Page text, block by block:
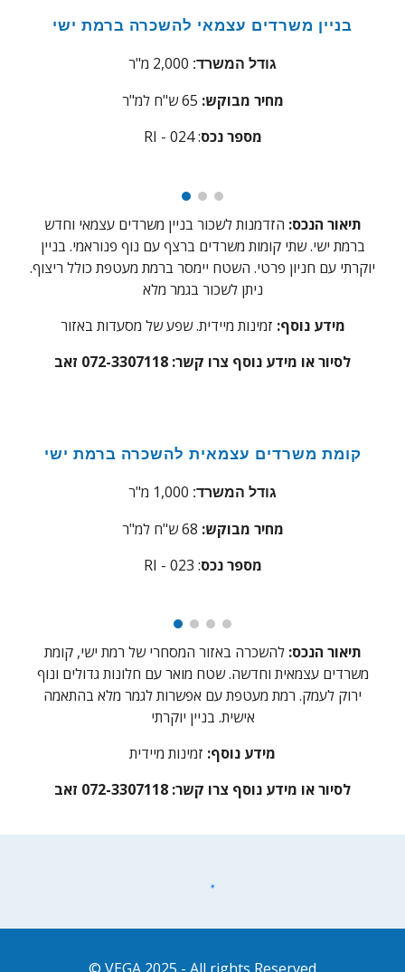
בניין משרדים עצמאי להשכרה ברמת ישי
גודל המשרד: 2,000 מ"ר
מחיר מבוקש: 65 ש"ח למ"ר
מספר נכס: RI - 02
4
תיאור הנכס: הזדמנות לשכור בניין משרדים עצמאי וחדש
ברמת ישי. שתי קומות משרדים ברצף עם נוף פנוראמי. בניין
יוקרתי עם חניון פרטי. השטח יימסר ברמת מעטפת כולל ריצוף.
ניתן לשכור בגמר מלא
מידע נוסף: זמינות מיידית. שפע של מסעדות באזור
לסיור או מידע נוסף צרו קשר: 072-3307118 זאב
קומת משרדים עצמאית להשכרה ברמת ישי
גודל המשרד: 1,000 מ"ר
מחיר מבוקש: 68 ש"ח למ"ר
מספר נכס:
RI - 023
תיאור הנכס: להשכרה באזור המסחרי של רמת ישי, קומת
משרדים עצמאית וחדשה. שטח מואר עם חלונות גדולים ונוף
ירוק לעמק. רמת מעטפת עם אפשרות לגמר מלא בהתאמה
אישית. בניין יוקרתי
מידע נוסף: זמינות מיידית
לסיור או מידע נוסף צרו קשר: 072-3307118 זאב